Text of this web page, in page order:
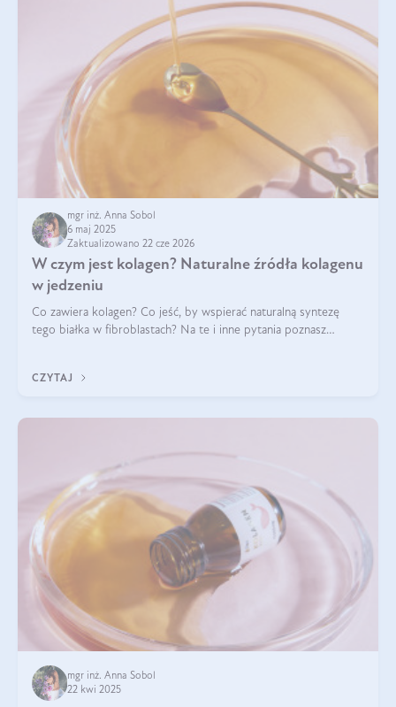
mgr inż. Anna Sobol
6 maj 2025
Zaktualizowano 22 cze 2026
W czym jest kolagen? Naturalne źródła kolagenu
w jedzeniu
Co zawiera kolagen? Co jeść, by wspierać naturalną syntezę
tego białka w fibroblastach? Na te i inne pytania poznasz
CZYTAJ
mgr inż. Anna Sobol
22 kwi 2025